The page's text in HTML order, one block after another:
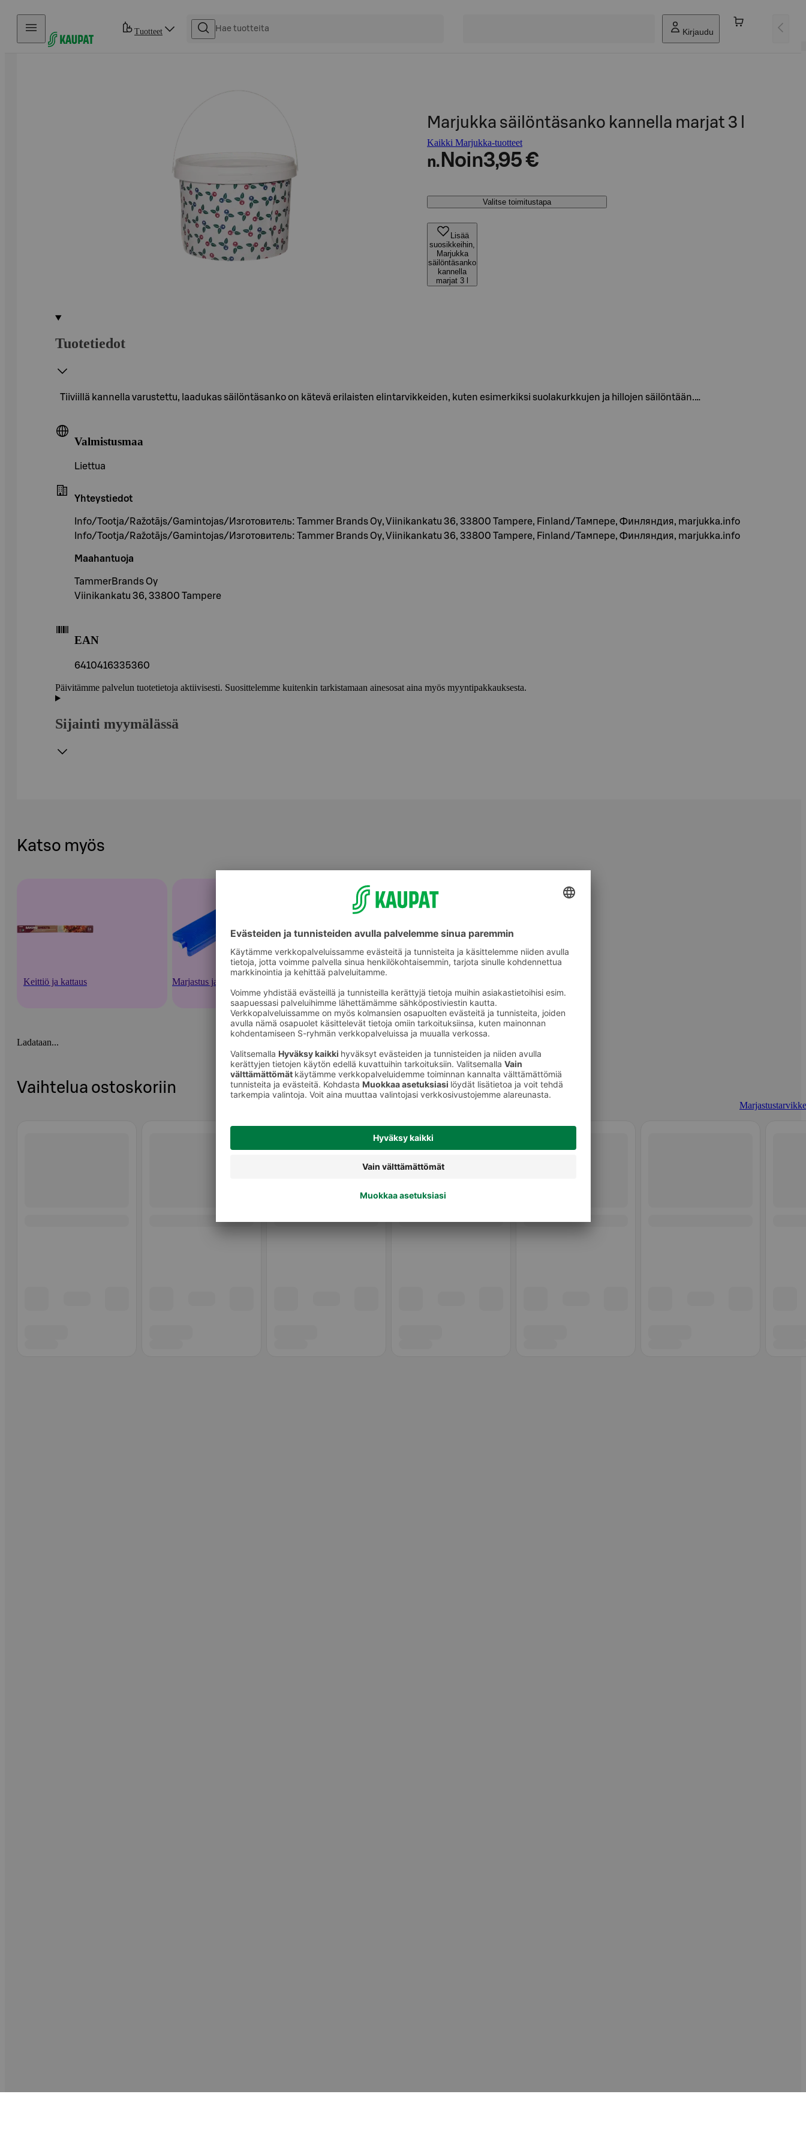
Hyppää sisältöön
Tuotteet Kirjaudu
Marjukka säilöntäsanko kannella marjat 3 l
Kaikki Marjukka-tuotteet
n. Noin3,95 €
Valitse toimitustapa
Lisää
suosikkeihin,
Marjukka
säilöntäsanko
kannella
marjat 3 l
Tuotetiedot
Tiiviillä kannella varustettu, laadukas säilöntäsanko on kätevä erilaisten elintarvikkeiden, kuten esimerkiksi suolakurkkujen ja hillojen säilöntään.…
Valmistusmaa
Liettua
Yhteystiedot
Info/Tootja/Ražotājs/Gamintojas/Изготовитель: Tammer Brands Oy, Viinikankatu 36, 33800 Tampere, Finland/Тампере, Финляндия, marjukka.info
Info/Tootja/Ražotājs/Gamintojas/Изготовитель: Tammer Brands Oy, Viinikankatu 36, 33800 Tampere, Finland/Тампере, Финляндия, marjukka.info
Maahantuoja
TammerBrands Oy
Viinikankatu 36, 33800 Tampere
EAN
6410416335360
Päivitämme palvelun tuotetietoja aktiivisesti. Suosittelemme kuitenkin tarkistamaan ainesosat aina myös myyntipakkauksesta.
Sijainti myymälässä
Katso myös
Keittiö ja kattaus Marjastus ja säilöntä
Ladataan...
Vaihtelua ostoskoriin